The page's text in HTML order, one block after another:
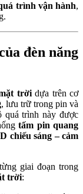
trình vận hành,
đèn năng
trờidựa trên cơ
, lưu trữ trong pin và
quá trình này được
tấm pin quang
chiếu sáng – cảm
giai đoạn trong
trời: